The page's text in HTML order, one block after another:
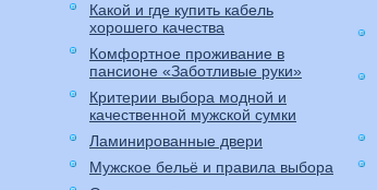
Какой и где купить кабель
хорошего качества
Комфортное проживание в
пансионе «Заботливые руки»
Критерии выбора модной и
качественной мужской сумки
Ламинированные двери
Мужское бельё и правила выбора